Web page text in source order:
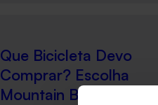
Que Bicicleta Devo
Comprar? Escolha
Mountain Bike.